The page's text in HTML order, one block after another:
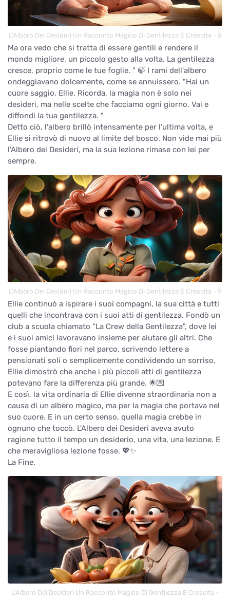
L'Albero Dei Desideri Un Racconto Magico Di Gentilezza E Crescita - 8
Ma ora vedo che si tratta di essere gentili e rendere il
mondo migliore, un piccolo gesto alla volta. La gentilezza
cresce, proprio come le tue foglie. " 🍃 I rami dell'albero
ondeggiavano dolcemente, come se annuissero. "Hai un
cuore saggio, Ellie. Ricorda, la magia non è solo nei
desideri, ma nelle scelte che facciamo ogni giorno. Vai e
diffondi la tua gentilezza. "
Detto ciò, l'albero brillò intensamente per l'ultima volta, e
Ellie si ritrovò di nuovo al limite del bosco. Non vide mai più
l'Albero dei Desideri, ma la sua lezione rimase con lei per
sempre.
L'Albero Dei Desideri Un Racconto Magico Di Gentilezza E Crescita - 9
Ellie continuò a ispirare i suoi compagni, la sua città e tutti
quelli che incontrava con i suoi atti di gentilezza. Fondò un
club a scuola chiamato "La Crew della Gentilezza", dove lei
e i suoi amici lavoravano insieme per aiutare gli altri. Che
fosse piantando fiori nel parco, scrivendo lettere a
pensionati soli o semplicemente condividendo un sorriso,
Ellie dimostrò che anche i più piccoli atti di gentilezza
potevano fare la differenza più grande. 🌟💌
E così, la vita ordinaria di Ellie divenne straordinaria non a
causa di un albero magico, ma per la magia che portava nel
suo cuore. E in un certo senso, quella magia crebbe in
ognuno che toccò. L'Albero dei Desideri aveva avuto
ragione tutto il tempo un desiderio, una vita, una lezione. E
che meravigliosa lezione fosse. 💖✨
La Fine.
L'Albero Dei Desideri Un Racconto Magico Di Gentilezza E Crescita -